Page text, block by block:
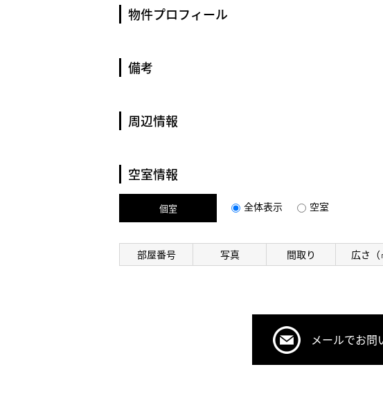
物件プロフィール
備考
周辺情報
空室情報
個室 全体表示 空室
部屋番号 写真 間取り 広さ（
メールでお問